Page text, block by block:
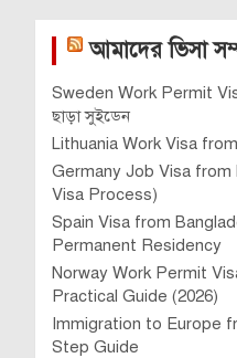
আমাদের ভিসা
Sweden Work Permit
ছাড়া সুইডেন
Lithuania Work Visa
Germany Job Visa from
Visa Process)
Spain Visa from
Permanent Residency
Norway Work Permit
Practical Guide (2026)
Immigration to Europe
Step Guide